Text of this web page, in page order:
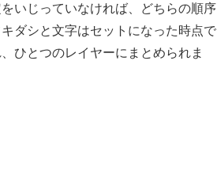
いじっていなければ、どちらの順序
ダシと文字はセットになった時点で
ひとつのレイヤーにまとめられま